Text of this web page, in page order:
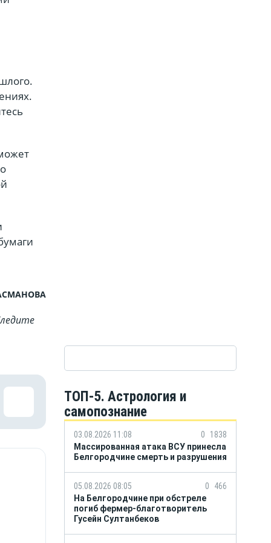
ТОП-5. Астрология и
самопознание
03.08.2026 11:08 0
1838
Массированная атака ВСУ принесла
Белгородчине смерть и разрушения
05.08.2026 08:05 0
466
На Белгородчине при обстреле
погиб фермер-благотворитель
Гусейн Султанбеков